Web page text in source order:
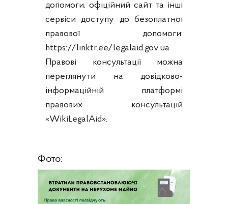
допомоги, офіційний сайт та інші
сервіси доступу до безоплатної
правової допомоги:
https://linktr.ee/legalaid.gov.ua
Правові консультації можна
переглянути на довідково-
інформаційній платформі
правових консультацій
«WikiLegalAid».
Фото: